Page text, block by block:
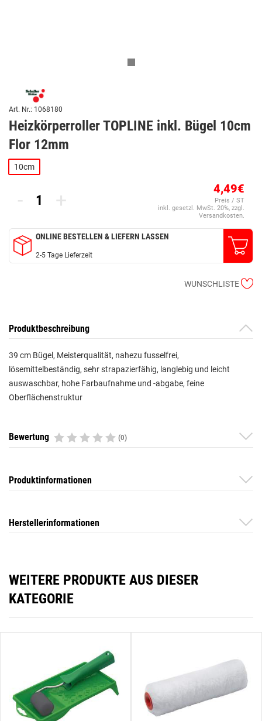
Art. Nr.: 1068180
Heizkörperroller TOPLINE inkl. Bügel 10cm
Flor 12mm
10cm
- + 4,49€
Preis / ST
inkl. gesetzl. MwSt. 20%, zzgl.
Versandkosten.
ONLINE BESTELLEN & LIEFERN LASSEN
2-5 Tage Lieferzeit
WUNSCHLISTE
Produktbeschreibung
39 cm Bügel, Meisterqualität, nahezu fusselfrei,
lösemittelbeständig, sehr strapazierfähig, langlebig und leicht
auswaschbar, hohe Farbaufnahme und -abgabe, feine
Oberflächenstruktur
Bewertung (0)
Produktinformationen
Herstellerinformationen
WEITERE PRODUKTE AUS DIESER
KATEGORIE